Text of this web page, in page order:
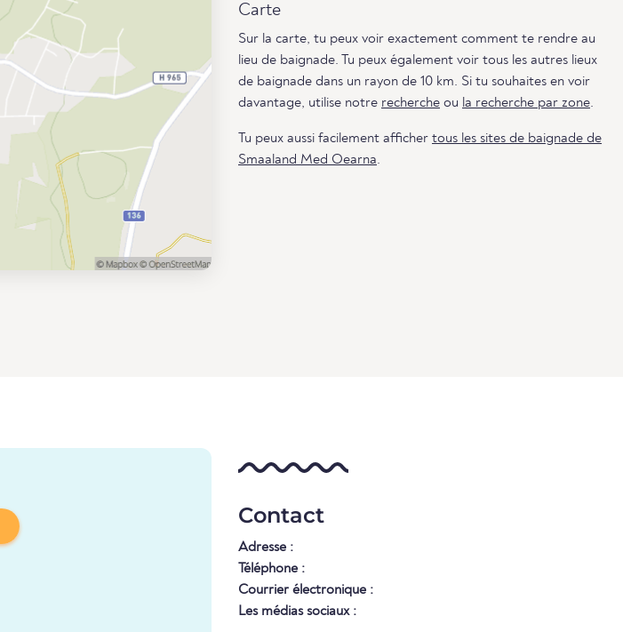
Carte
Sur la carte, tu peux voir exactement comment te rendre au
lieu de baignade. Tu peux également voir tous les autres lieux
de baignade dans un rayon de 10 km. Si tu souhaites en voir
davantage, utilise notre recherche ou la recherche par zone.
Tu peux aussi facilement afficher tous les sites de baignade de
Smaaland Med Oearna.
Contact
Adresse :
Téléphone :
Courrier électronique :
Les médias sociaux :